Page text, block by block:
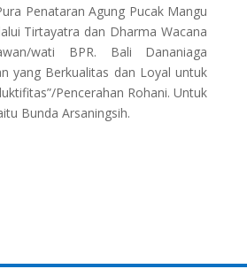
Penataran Agung Pucak Mangu
Tirtayatra dan Dharma Wacana
wati BPR. Bali Dananiaga
yang Berkualitas dan Loyal untuk
Pencerahan Rohani. Untuk
Bunda Arsaningsih.